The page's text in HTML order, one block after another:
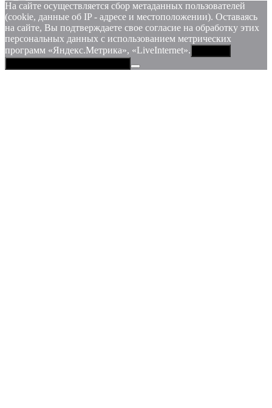
На сайте осуществляется сбор метаданных пользователей
(cookie, данные об IP - адресе и местоположении). Оставаясь
на сайте, Вы подтверждаете свое согласие на обработку этих
персональных данных c использованием метрических
программ «Яндекс.Метрика», «LiveInternet».